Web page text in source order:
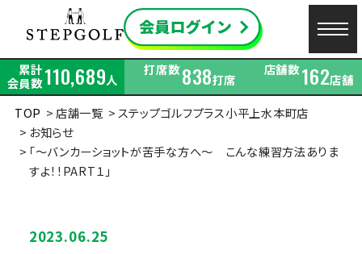
累計
会員数110,689人
打席数838打席
店舗数162店舗
TOP
店舗一覧
ステップゴルフプラス小平上水本町店
お知らせ
「～バンカーショットが苦手な方へ～ こんな練習方法ありま
すよ！！PART１」
2023.06.25